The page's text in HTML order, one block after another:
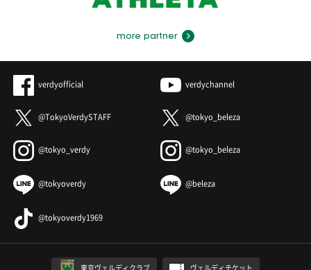
more partner
verdyofficial verdychannel
@TokyoVerdySTAFF @tokyo_beleza
@tokyo_verdy @tokyo_beleza
@tokyoverdy @beleza
@tokyoverdy1969
東京ヴェルディクラブ ヴェルディチケット